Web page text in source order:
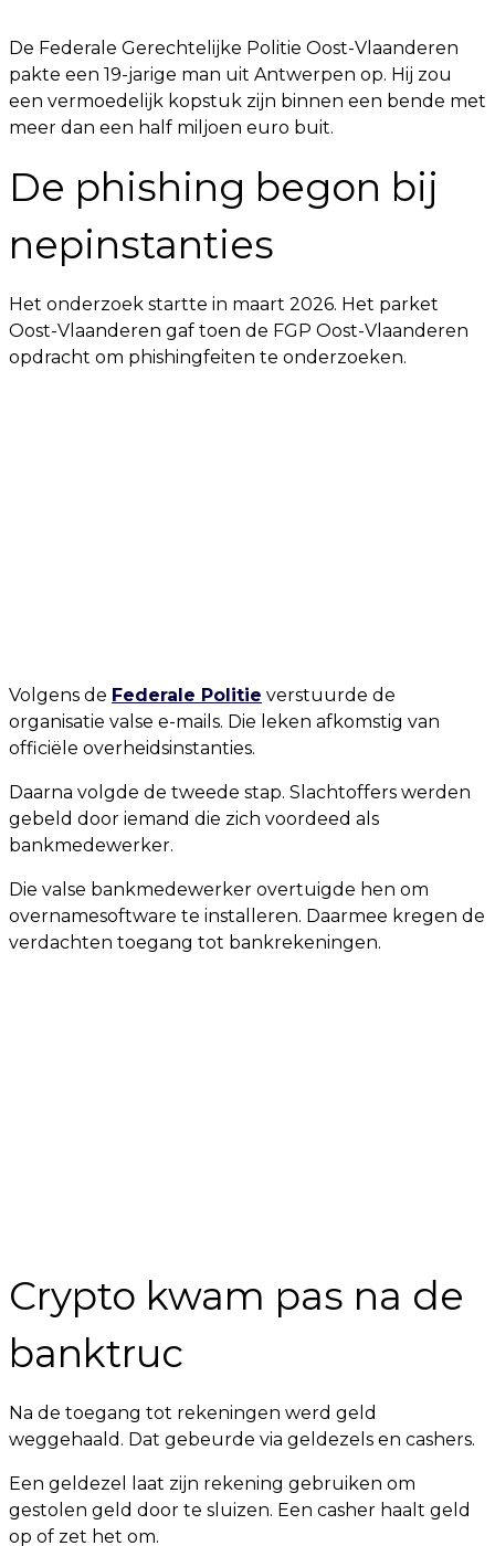
De Federale Gerechtelijke Politie Oost-Vlaanderen
pakte een 19-jarige man uit Antwerpen op. Hij zou
een vermoedelijk kopstuk zijn binnen een bende met
meer dan een half miljoen euro buit.
De phishing begon bij
nepinstanties
Het onderzoek startte in maart 2026. Het parket
Oost-Vlaanderen gaf toen de FGP Oost-Vlaanderen
opdracht om phishingfeiten te onderzoeken.
Volgens de Federale Politie verstuurde de
organisatie valse e-mails. Die leken afkomstig van
officiële overheidsinstanties.
Daarna volgde de tweede stap. Slachtoffers werden
gebeld door iemand die zich voordeed als
bankmedewerker.
Die valse bankmedewerker overtuigde hen om
overnamesoftware te installeren. Daarmee kregen de
verdachten toegang tot bankrekeningen.
Crypto kwam pas na de
banktruc
Na de toegang tot rekeningen werd geld
weggehaald. Dat gebeurde via geldezels en cashers.
Een geldezel laat zijn rekening gebruiken om
gestolen geld door te sluizen. Een casher haalt geld
op of zet het om.